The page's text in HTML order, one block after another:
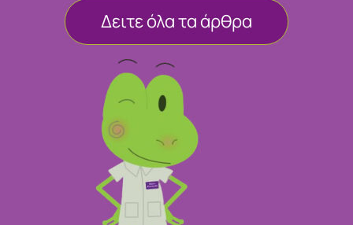
Δειτε όλα τα άρθρα